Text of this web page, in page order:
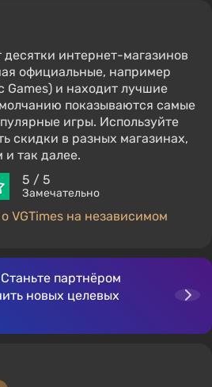
десятки интернет-магазинов
официальные, например
Games) и находит лучшие
показываются самые
игры. Используйте
скидки в разных магазинах,
так далее.
5 / 5
Замечательно
VGTimes на независимом
Станьте партнёром
новых целевых